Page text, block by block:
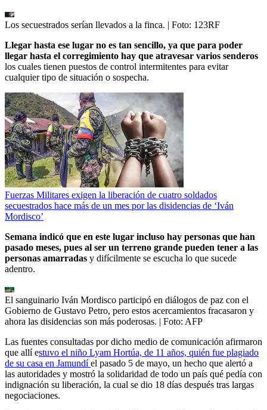
Los secuestrados serían llevados a la finca. | Foto: 123RF
Llegar hasta ese lugar no es tan sencillo, ya que para poder
llegar hasta el corregimiento hay que atravesar varios senderos
los cuales tienen puestos de control intermitentes para evitar
cualquier tipo de situación o sospecha.
Fuerzas Militares exigen la liberación de cuatro soldados
secuestrados hace más de un mes por las disidencias de ‘Iván
Mordisco’
Semana indicó que en este lugar incluso hay personas que han
pasado meses, pues al ser un terreno grande pueden tener a las
personas amarradas y difícilmente se escucha lo que sucede
adentro.
El sanguinario Iván Mordisco participó en diálogos de paz con el
Gobierno de Gustavo Petro, pero estos acercamientos fracasaron y
ahora las disidencias son más poderosas. | Foto: AFP
Las fuentes consultadas por dicho medio de comunicación afirmaron
que allí estuvo el niño Lyam Hortúa, de 11 años, quién fue plagiado
de su casa en Jamundíel pasado 5 de mayo, un hecho que alertó a
las autoridades y mostró la solidaridad de todo un país qué pedía con
indignación su liberación, la cual se dio 18 días después tras largas
negociaciones.